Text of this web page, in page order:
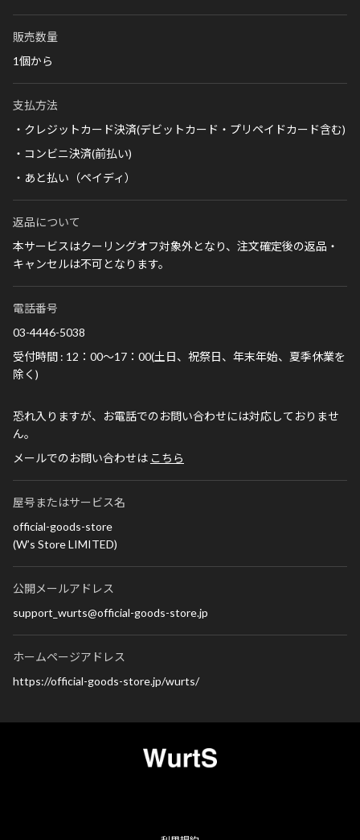
販売数量
1個から
支払方法
・クレジットカード決済(デビットカード・プリペイドカード含む)
・コンビニ決済(前払い)
・あと払い（ペイディ）
返品について
本サービスはクーリングオフ対象外となり、注文確定後の返品・
キャンセルは不可となります。
電話番号
03-4446-5038
受付時間 : 12：00～17：00(土日、祝祭日、年末年始、夏季休業を
除く)
恐れ入りますが、お電話でのお問い合わせには対応しておりませ
ん。
メールでのお問い合わせは こちら
屋号またはサービス名
official-goods-store
(W’s Store LIMITED)
公開メールアドレス
support_wurts@official-goods-store.jp
ホームページアドレス
https://official-goods-store.jp/wurts/